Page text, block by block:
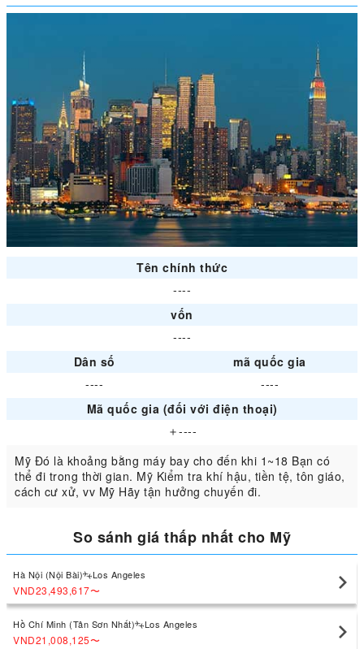
Tên chính thức
----
vốn
----
Dân số
mã quốc gia
----
----
Mã quốc gia (đối với điện thoại)
＋----
Mỹ Đó là khoảng bằng máy bay cho đến khi 1~18 Bạn có
thể đi trong thời gian. Mỹ Kiểm tra khí hậu, tiền tệ, tôn giáo,
cách cư xử, vv Mỹ Hãy tận hưởng chuyến đi.
So sánh giá thấp nhất cho Mỹ
Hà Nội (Nội Bài) Los Angeles
VND23,493,617〜
Hồ Chí Minh (Tân Sơn Nhất) Los Angeles
VND21,008,125〜